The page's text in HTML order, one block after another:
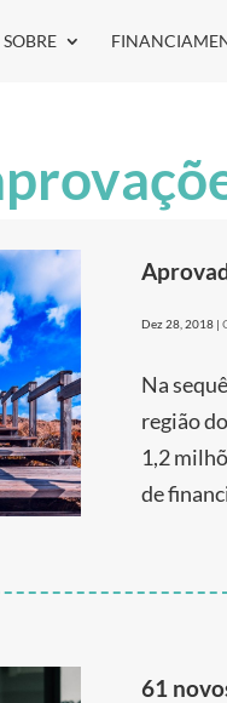
SOBRE
Dez 28, 2018 |
Na
região
1,2
de
61